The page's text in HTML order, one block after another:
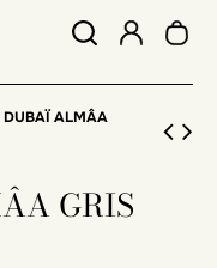
DUBAÏ ALMÂA
GRIS